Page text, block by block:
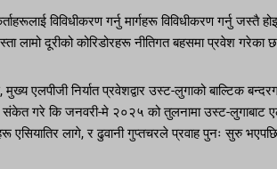
विविधीकरण गर्नु मार्गहरू विविधीकरण गर्नु जस्तै
लामो दूरीको कोरिडोरहरू नीतिगत बहसमा प्रवेश गरेका
एलपीजी निर्यात प्रवेशद्वार उस्ट-लुगाको बाल्टिक
संकेत गरे कि जनवरी-मे २०२५ को तुलनामा उस्ट-लुगाबाट
एसियातिर लागे, र ढुवानी गुप्तचरले प्रवाह पुनः सुरु